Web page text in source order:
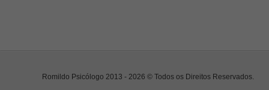
Romildo Psicólogo 2013 - 2026 © Todos os Direitos Reservados.